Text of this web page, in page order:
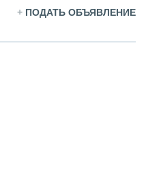
+ ПОДАТЬ ОБЪЯВЛЕНИЕ